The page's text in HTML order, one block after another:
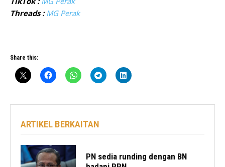
Threads : MG Perak
Share this:
ARTIKEL BERKAITAN
PN sedia runding dengan BN